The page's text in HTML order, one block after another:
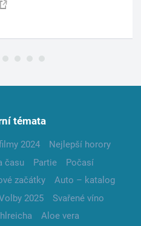
témata
2024
Nejlepší horory
času Partie
Počasí
začátky
Auto – katalog
2025
Svařené víno
Aloe vera